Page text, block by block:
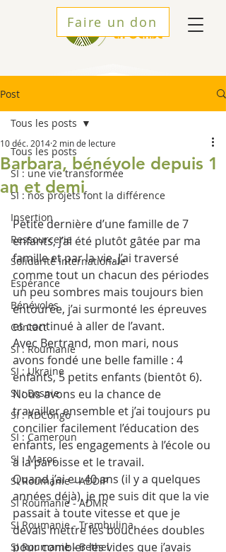
Faire un don
Post
Tous les posts
SI : une vie transformée
SI : nos projets font la différence
Insertion
Ressourcerie
Solidarité Internationale
Espérance
Bénévoles
Contact
SI : Roumanie
SI : Ukraine
SI : Bosnie
SI : RDCongo
SI : Cameroun
SI : Maroc
SI Roumanie - ADDIP
SI Roumanie - ADMR
SI Roumanie - Trambulina
SI Roumanie - Bethel
Tous les posts
Barbara, bénévole depuis 1
an et demi
10 déc. 2014 2 min de lecture
Petite dernière d’une famille de 7
enfants, j’ai été plutôt gâtée par ma
famille et par la vie. J’ai traversé
comme tout un chacun des périodes
un peu sombres mais toujours bien
entourée, j’ai surmonté les épreuves
et continué à aller de l’avant.
Avec Bertrand, mon mari, nous
avons fondé une belle famille : 4
enfants, 5 petits enfants (bientôt 6).
Nous avons eu la chance de
travailler ensemble et j’ai toujours pu
concilier facilement l’éducation des
enfants, les engagements à l’école ou
à la paroisse et le travail.
Quand j’ai eu 40 ans (il y a quelques
années déjà), je me suis dit que la vie
passait à toute vitesse et que je
devais mettre les bouchées doubles
pour combler les vides que j’avais